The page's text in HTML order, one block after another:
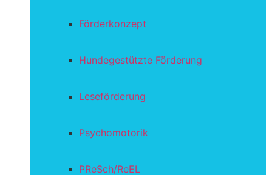
Förderkonzept
Hundegestützte Förderung
Leseförderung
Psychomotorik
PReSch/ReEL